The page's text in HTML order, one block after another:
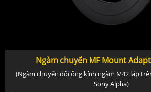
Ngàm chuyển MF Mount
(Ngàm chuyển đổi ống kính ngàm M42 lắp
Sony Alpha)